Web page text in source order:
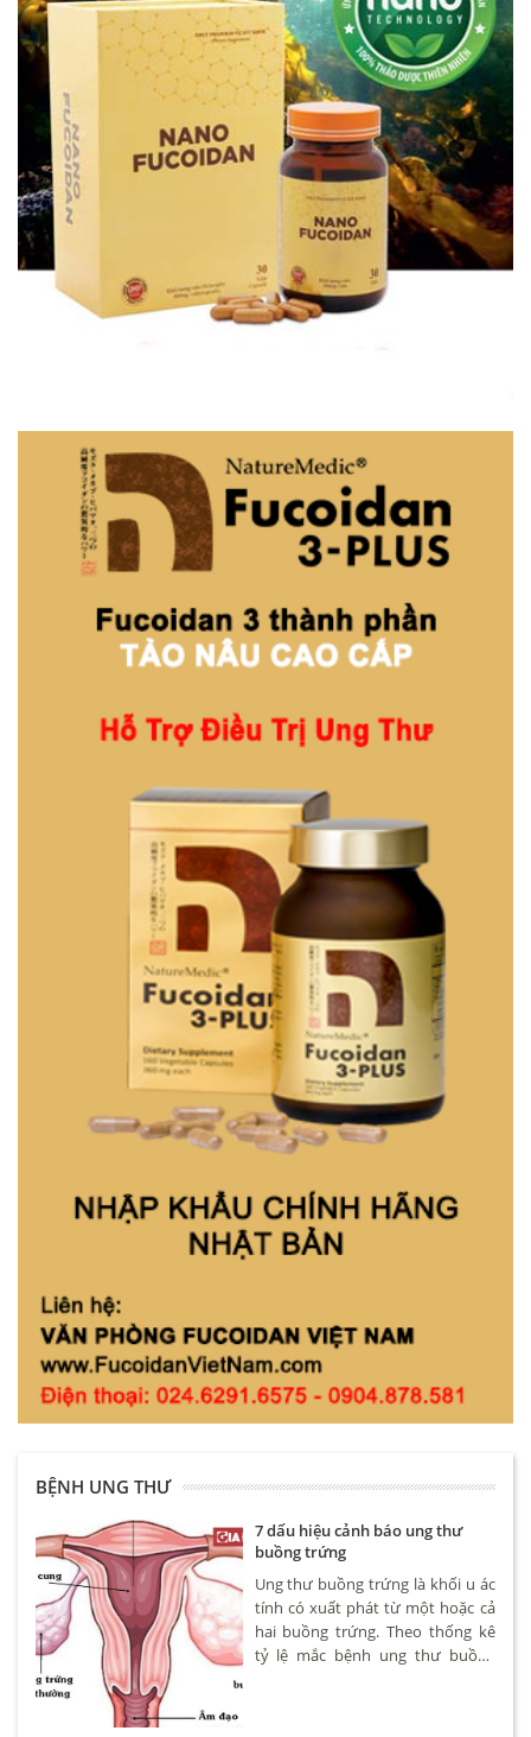
BỆNH UNG THƯ
7 dấu hiệu cảnh báo ung thư
buồng trứng
Ung thư buồng trứng là khối u ác
tính có xuất phát từ một hoặc cả
hai buồng trứng. Theo thống kê
tỷ lệ mắc bệnh ung thư buồng